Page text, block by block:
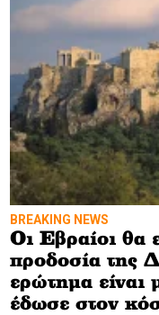
BREAKING NEWS
Οι Εβραίοι θα
προδοσία της
ερώτημα είναι
έδωσε στον